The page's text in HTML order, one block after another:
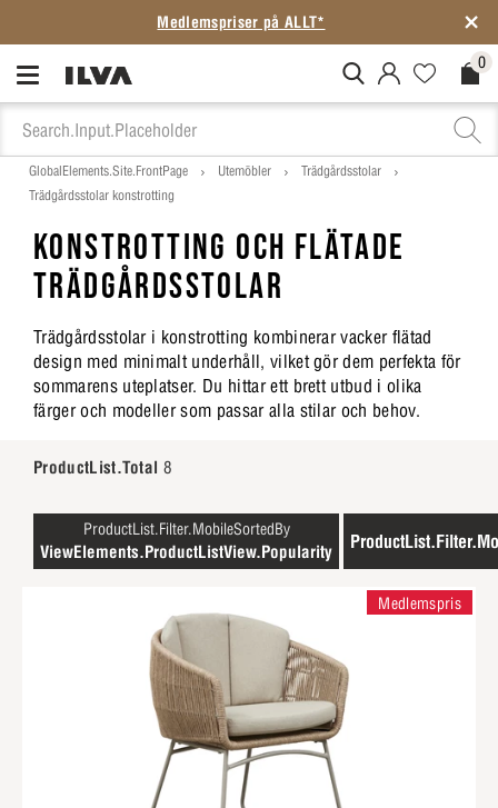
Medlemspriser på ALLT*
MitIlva.Login 0
GlobalElements.Site.FrontPage Utemöbler
Trädgårdsstolar
Trädgårdsstolar konstrotting
KONSTROTTING OCH FLÄTADE
TRÄDGÅRDSSTOLAR
Trädgårdsstolar i konstrotting kombinerar vacker flätad
design med minimalt underhåll, vilket gör dem perfekta för
sommarens uteplatser. Du hittar ett brett utbud i olika
färger och modeller som passar alla stilar och behov.
ProductList.Total 8
ProductList.Filter.MobileSortedBy
ViewElements.ProductListView.Popularity
Medlemspris